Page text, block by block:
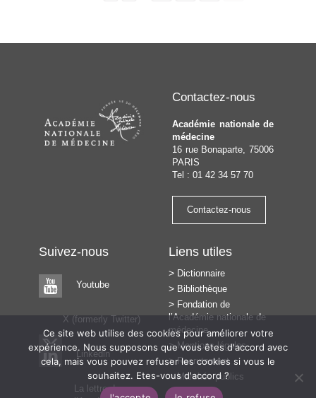
Contactez-nous
Académie nationale de
médecine
16 rue Bonaparte, 75006
PARIS
Tel : 01 42 34 57 70
Contactez-nous
Suivez-nous
Youtube
X (formerly Twitter)
Linkedin
La lettre de
Liens utiles
Dictionnaire
Bibliothèque
Fondation de
l’Académie nationale de
médecine
Mentions légales
Recrutement
Marchés publics
Ce site web utilise des cookies pour améliorer votre
expérience. Nous supposons que vous êtes d'accord avec
cela, mais vous pouvez refuser les cookies si vous le
souhaitez. Etes-vous d'accord ?